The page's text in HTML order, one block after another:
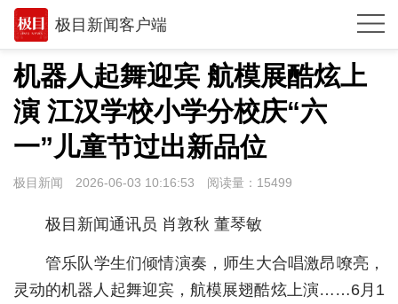
极目新闻客户端
推荐
观点
时政
湖北
环球
机器人起舞迎宾 航模展酷炫上
演 江汉学校小学分校庆“六
一”儿童节过出新品位
极目新闻 2026-06-03 10:16:53 阅读量： 15499
极目新闻通讯员 肖敦秋 董琴敏
管乐队学生们倾情演奏，师生大合唱激昂嘹亮，
灵动的机器人起舞迎宾，航模展翅酷炫上演……6月1